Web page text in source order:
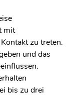
mit
zu treten.
und das
bis zu drei